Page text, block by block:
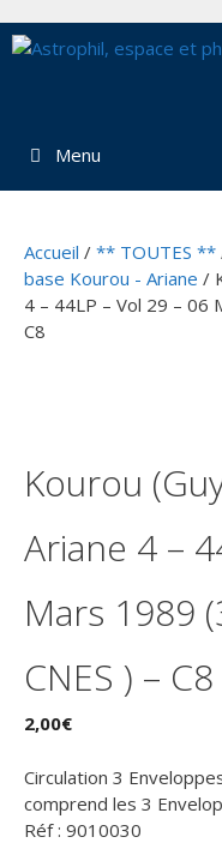
au
Menu
Accueil / ** TOUTES **
base Kourou - Ariane /
4 – 44LP – Vol 29 – 06
C8
Kourou
Ariane 4 –
Mars 1989
CNES ) – C8
2,00€
Circulation 3
comprend les 3
Réf : 9010030